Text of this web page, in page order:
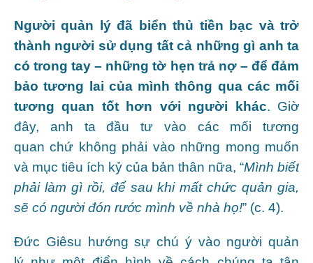
Người quản lý đã biển thủ tiền bạc và trở
thành người sử dụng tất cả những gì anh ta
có trong tay – những tờ hẹn trả nợ – để đảm
bảo tương lai của mình thông qua các mối
tương quan tốt hơn với người khác. Giờ
đây, anh ta đầu tư vào các mối tương
quan chứ không phải vào những mong muốn
và mục tiêu ích kỷ của bản thân nữa, “Mình biết
phải làm gì rồi, để sau khi mất chức quản gia,
sẽ có người đón rước mình về nhà họ!” (c. 4).
Đức Giêsu hướng sự chú ý vào người quản